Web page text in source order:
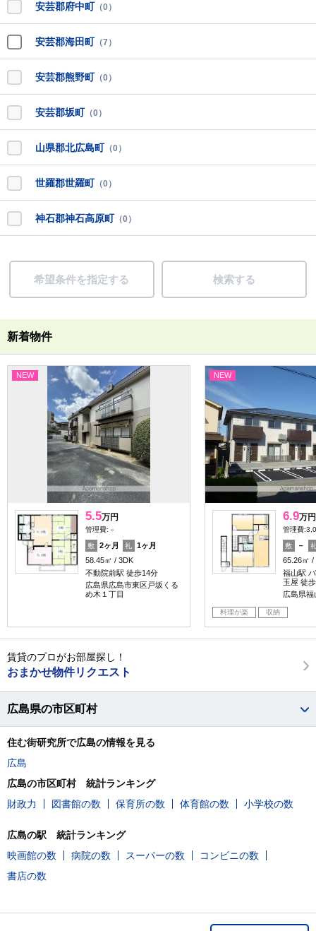
安芸郡府中町 （0）
安芸郡海田町 （7）
安芸郡熊野町 （0）
安芸郡坂町 （0）
山県郡北広島町 （0）
世羅郡世羅町 （0）
神石郡神石高原町 （0）
希望条件を指定する 検索する
新着物件
NEW
5.5万円
管理費:－
敷 2ヶ月 礼
1ヶ月
58.45㎡
3DK
不動院前駅 徒歩14分
広島県広島市東区戸坂くる
め木１丁目
NEW
6.9万円
管理費
敷 －
65.26㎡
福山駅
玉屋 徒
広島県
料理が楽 収納
賃貸のプロがお部屋探し！
おまかせ物件リクエスト
広島県の市区町村
住む街研究所で広島の情報を見る
広島
広島の市区町村 統計ランキング
財政力
図書館の数 保育所の数 体育館の数 小学校の数
広島の駅 統計ランキング
映画館の数
病院の数 スーパーの数
コンビニの数
書店の数